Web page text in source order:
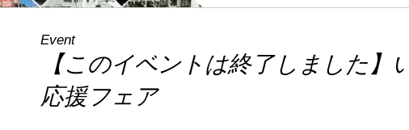
Event
【このイベントは終了しました】
応援フェア